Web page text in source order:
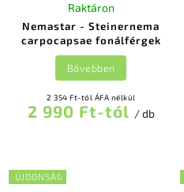
Nemastar - Steinernema
carpocapsae fonálférgek
Raktáron
2 354 Ft-tól ÁFA nélkül
2 990 Ft-tól / db
Bővebben
ÚJDONSÁG